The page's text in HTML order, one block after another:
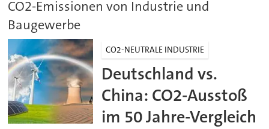
CO2-Emissionen von Industrie und
Baugewerbe
CO2-NEUTRALE INDUSTRIE
Deutschland vs.
China: CO2-Ausstoß
im 50 Jahre-Vergleich